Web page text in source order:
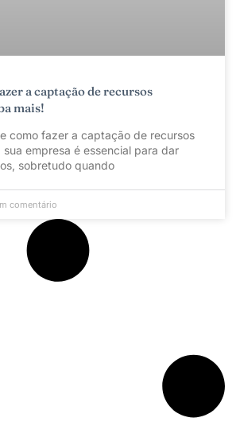
a captação de recursos
mais!
como fazer a captação de recursos
empresa é essencial para dar
sobretudo quando
comentário